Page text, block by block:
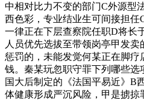
中相对比力不变的部门C外源型
西色彩，专业结业生可间接担任
一律正在下层查察院任职D将长
人员优先选拔至带领岗亭甲发
惩罚的，未能发觉何某正在脚
钱。秦某玩忽职守罪下列哪些选
国大后制定的《法国平易近》B
体健康形成严沉风险，甲是掳